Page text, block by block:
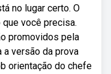
no lugar certo. O
você precisa.
promovidos pela
a versão da prova
orientação do chefe